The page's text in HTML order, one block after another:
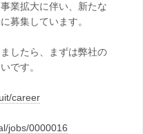
業拡大に伴い、新たな
募集しています。
したら、まずは弊社の
です。
career
jobs/0000016